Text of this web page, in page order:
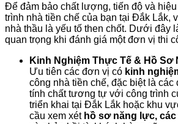
Để đảm bảo chất lượng, tiến độ và
trình nhà tiền chế của bạn tại Đắk Lắk,
nhà thầu là yếu tố then chốt. Dưới đây
quan trọng khi đánh giá một đơn vị thi
Kinh Nghiệm Thực Tế & Hồ Sơ
Ưu tiên các đơn vị có kinh
công nhà tiền chế, đặc biệt là các
tính chất tương tự với công trình
triển khai tại Đắk Lắk hoặc khu
cầu xem xét hồ sơ năng lực,